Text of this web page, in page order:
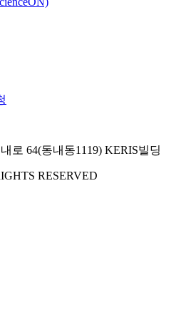
로 64(동내동1119) KERIS빌딩
RESERVED